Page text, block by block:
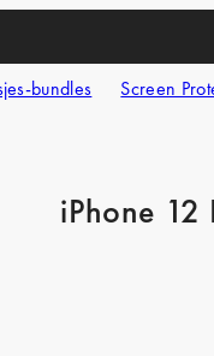
bundles Screen
iPhone 12